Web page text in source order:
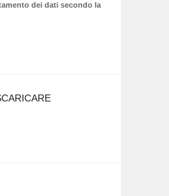
dei dati secondo la